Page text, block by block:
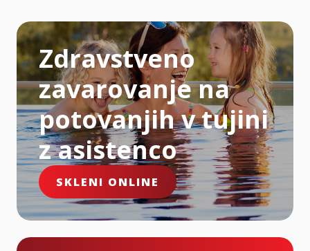
Zdravstveno
zavarovanje na
potovanjih v tujini
z asistenco
SKLENI ONLINE